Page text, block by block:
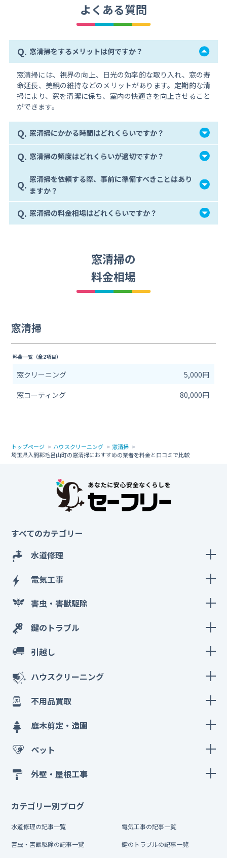
よくある質問
Q. 窓清掃をするメリットは何ですか？
窓清掃には、視界の向上、日光の効率的な取り入れ、窓の寿
命延長、美観の維持などのメリットがあります。定期的な清
掃により、窓を清潔に保ち、室内の快適さを向上させること
ができます。
Q. 窓清掃にかかる時間はどれくらいですか？
Q. 窓清掃の頻度はどれくらいが適切ですか？
Q. 窓清掃を依頼する際、事前に準備すべきことはあり
ますか？
Q. 窓清掃の料金相場はどれくらいですか？
窓清掃の
料金相場
窓清掃
料金一覧（全2項目）
窓クリーニング
5,000円
窓コーティング
80,000円
トップページ ハウスクリーニング
窓清掃
埼玉県入間郡毛呂山町の窓清掃におすすめの業者を料金と口コミで比較
すべてのカテゴリー
水道修理
電気工事
害虫・害獣駆除
鍵のトラブル
引越し
ハウスクリーニング
不用品買取
庭木剪定・造園
ペット
外壁・屋根工事
カテゴリー別ブログ
水道修理の記事一覧 電気工事の記事一覧
害虫・害獣駆除の記事一覧 鍵のトラブルの記事一覧